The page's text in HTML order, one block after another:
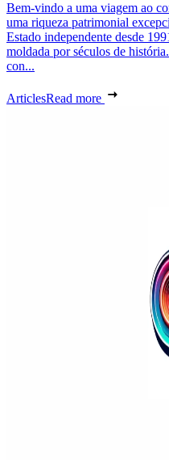
Bem-vindo a uma viagem ao
uma riqueza patrimonial
Estado independente desde
moldada por séculos de
con...
ArticlesRead more